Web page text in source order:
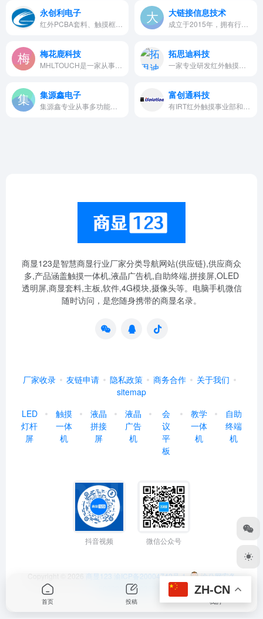
永创利电子 大链接信息技术
梅花鹿科技 拓思迪科技
集源鑫电子 富创通科技
商显123是智慧商显行业厂家分类导航网站(供应链),供应商众
多,产品涵盖触摸一体机,液晶广告机,自助终端,拼接屏,OLED
透明屏,商显套料,主板,软件,4G模块,摄像头等。电脑手机微信
随时访问，是您随身携带的商显名录。
厂家收录 友链申请 隐私政策 商务合作
关于我们
sitemap
LED
灯杆
屏
触摸
一体
机
液晶
拼接
屏
液晶
广告
机
会
议
平
板
教学
一体
机
自助
终端
机
抖音视频 微信公众号
Copyright © 2026 商显123 渝ICP备20004742号-1
渝公网安备
50022602000368号
ZH-CN
首页 投稿 我的